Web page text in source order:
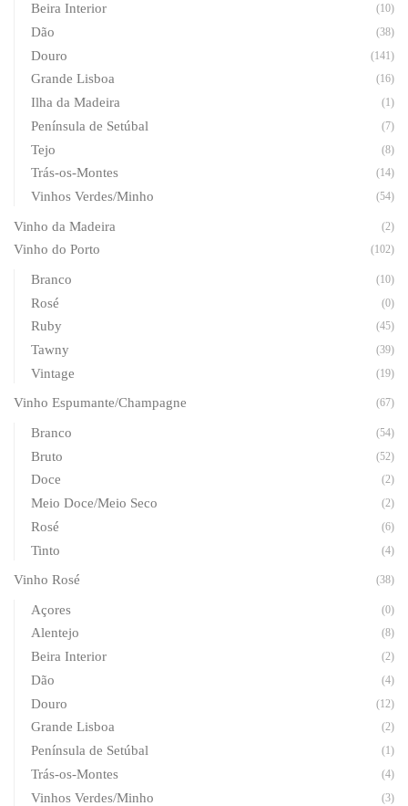
Beira Interior (10)
Dão (38)
Douro (141)
Grande Lisboa (16)
Ilha da Madeira (1)
Península de Setúbal (7)
Tejo (8)
Trás-os-Montes (14)
Vinhos Verdes/Minho (54)
Vinho da Madeira (2)
Vinho do Porto (102)
Branco (10)
Rosé (0)
Ruby (45)
Tawny (39)
Vintage (19)
Vinho Espumante/Champagne (67)
Branco (54)
Bruto (52)
Doce (2)
Meio Doce/Meio Seco (2)
Rosé (6)
Tinto (4)
Vinho Rosé (38)
Açores (0)
Alentejo (8)
Beira Interior (2)
Dão (4)
Douro (12)
Grande Lisboa (2)
Península de Setúbal (1)
Trás-os-Montes (4)
Vinhos Verdes/Minho (3)